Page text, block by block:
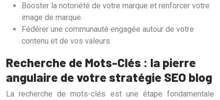
Booster la notoriété de votre marque et renforcer votre
image de marque.
Fédérer une communauté engagée autour de votre
contenu et de vos valeurs.
Recherche de Mots-Clés : la pierre
angulaire de votre stratégie SEO blog
La recherche de mots-clés est une étape fondamentale